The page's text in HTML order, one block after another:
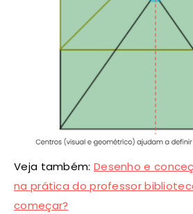
Veja também: Desenho e
na prática do professor
começar?